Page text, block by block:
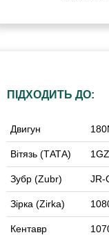
ПІДХОДИТЬ ДО:
Двигун
Вітязь (ТАТА)
Зубр (Zubr) JR-
Зірка (Zirka)
Кентавр